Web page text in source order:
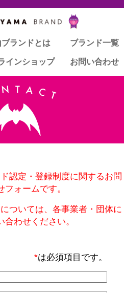
ランドとは ブランド一覧
インショップ お問い合わせ
ランドとは ブランド一覧
インショップ お問い合わせ
認定・登録制度に関するお問
フォームです。
ついては、各事業者・団体に
合わせください。
*は必須項目です。